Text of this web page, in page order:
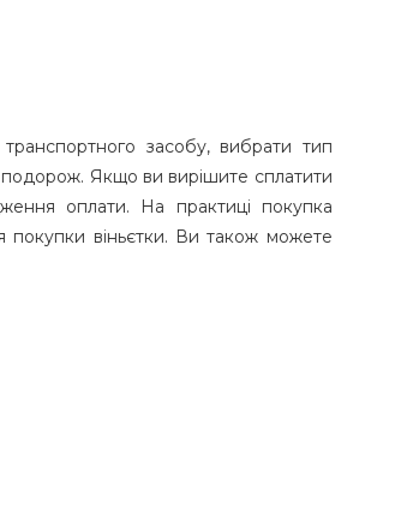
засобу, вибрати тип
подорож. Якщо ви вирішите сплатити
оплати. На практиці покупка
покупки віньєтки. Ви також можете